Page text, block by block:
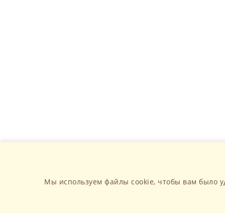
Мы используем файлы cookie, чтобы вам было